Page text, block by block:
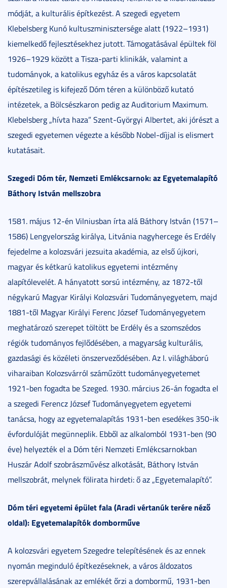
módját, a kulturális építkezést. A szegedi egyetem
Klebelsberg Kunó kultuszminisztersége alatt (1922–1931)
kiemelkedő fejlesztésekhez jutott. Támogatásával épültek föl
1926–1929 között a Tisza-parti klinikák, valamint a
tudományok, a katolikus egyház és a város kapcsolatát
építészetileg is kifejező Dóm téren a különböző kutató
intézetek, a Bölcsészkaron pedig az Auditorium Maximum.
Klebelsberg „hívta haza” Szent-Györgyi Albertet, aki jórészt a
szegedi egyetemen végezte a később Nobel-díjjal is elismert
kutatásait.
Szegedi Dóm tér, Nemzeti Emlékcsarnok: az Egyetemalapító
Báthory István mellszobra
1581. május 12-én Vilniusban írta alá Báthory István (1571–
1586) Lengyelország királya, Litvánia nagyhercege és Erdély
fejedelme a kolozsvári jezsuita akadémia, az első újkori,
magyar és kétkarú katolikus egyetemi intézmény
alapítólevelét. A hányatott sorsú intézmény, az 1872-től
négykarú Magyar Királyi Kolozsvári Tudományegyetem, majd
1881-től Magyar Királyi Ferenc József Tudományegyetem
meghatározó szerepet töltött be Erdély és a szomszédos
régiók tudományos fejlődésében, a magyarság kulturális,
gazdasági és közéleti önszerveződésében. Az I. világháború
viharaiban Kolozsvárról száműzött tudományegyetemet
1921-ben fogadta be Szeged. 1930. március 26-án fogadta el
a szegedi Ferencz József Tudományegyetem egyetemi
tanácsa, hogy az egyetemalapítás 1931-ben esedékes 350-ik
évfordulóját megünneplik. Ebből az alkalomból 1931-ben (90
éve) helyezték el a Dóm téri Nemzeti Emlékcsarnokban
Huszár Adolf szobrászművész alkotását, Báthory István
mellszobrát, melynek fölirata hirdeti: ő az „Egyetemalapító”.
Dóm téri egyetemi épület fala (Aradi vértanúk terére néző
oldal): Egyetemalapítók domborműve
A kolozsvári egyetem Szegedre telepítésének és az ennek
nyomán meginduló építkezéseknek, a város áldozatos
szerepvállalásának az emlékét őrzi a dombormű, 1931-ben